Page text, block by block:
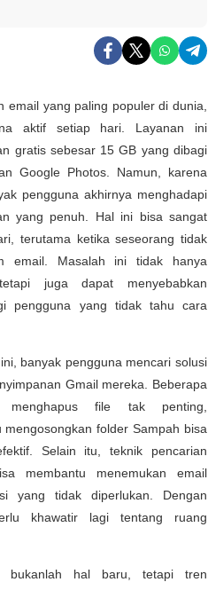
email yang paling populer di dunia,
aktif setiap hari. Layanan ini
gratis sebesar 15 GB yang dibagi
Google Photos. Namun, karena
pengguna akhirnya menghadapi
yang penuh. Hal ini bisa sangat
terutama ketika seseorang tidak
email. Masalah ini tidak hanya
juga dapat menyebabkan
pengguna yang tidak tahu cara
banyak pengguna mencari solusi
Gmail mereka. Beberapa
menghapus file tak penting,
folder Sampah bisa
Selain itu, teknik pencarian
membantu menemukan email
yang tidak diperlukan. Dengan
khawatir lagi tentang ruang
bukanlah hal baru, tetapi tren